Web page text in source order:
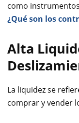
como
¿Qué son los
Alta
La liquidez se
comprar y vender